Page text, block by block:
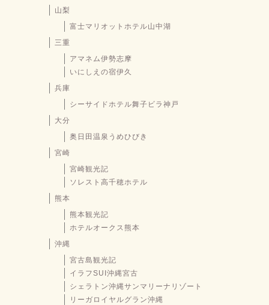
山梨
富士マリオットホテル山中湖
三重
アマネム伊勢志摩
いにしえの宿伊久
兵庫
シーサイドホテル舞子ビラ神戸
大分
奥日田温泉うめひびき
宮崎
宮崎観光記
ソレスト高千穂ホテル
熊本
熊本観光記
ホテルオークス熊本
沖縄
宮古島観光記
イラフSUI沖縄宮古
シェラトン沖縄サンマリーナリゾート
リーガロイヤルグラン沖縄